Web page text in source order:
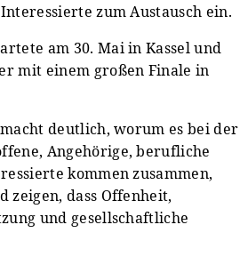
zum Austausch ein.
am 30. Mai in Kassel und
mit einem großen Finale in
deutlich, worum es bei der
Angehörige, berufliche
kommen zusammen,
zeigen, dass Offenheit,
und gesellschaftliche